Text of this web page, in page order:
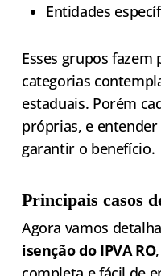
Entidades
Esses grupos
categorias
estaduais. Porém
próprias, e entender
garantir o benefício.
Principais casos
Agora vamos
isenção do IPVA RO